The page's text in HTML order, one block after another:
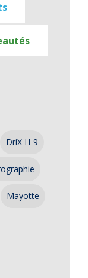
DriX H-9
Mayotte